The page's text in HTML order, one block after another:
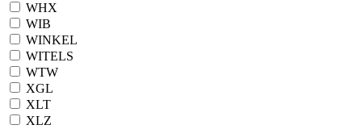
WHX
WIB
WINKEL
WITELS
WTW
XGL
XLT
XLZ